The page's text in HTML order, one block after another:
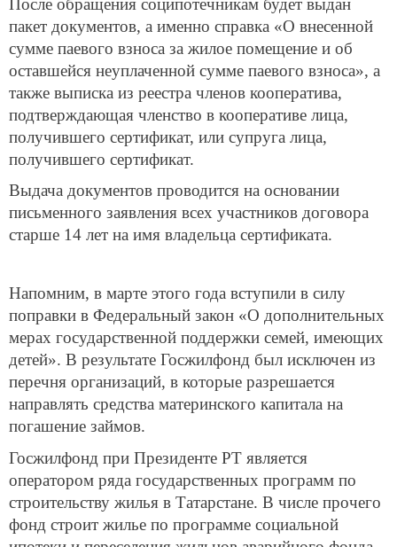
пакет документов, а именно справка «О внесенной
сумме паевого взноса за жилое помещение и об
оставшейся неуплаченной сумме паевого взноса», а
также выписка из реестра членов кооператива,
подтверждающая членство в кооперативе лица,
получившего сертификат, или супруга лица,
получившего сертификат.
Выдача документов проводится на основании
письменного заявления всех участников договора
старше 14 лет на имя владельца сертификата.
Напомним, в марте этого года вступили в силу
поправки в Федеральный закон «О дополнительных
мерах государственной поддержки семей, имеющих
детей». В результате Госжилфонд был исключен из
перечня организаций, в которые разрешается
направлять средства материнского капитала на
погашение займов.
Госжилфонд при Президенте РТ является
оператором ряда государственных программ по
строительству жилья в Татарстане. В числе прочего
фонд строит жилье по программе социальной